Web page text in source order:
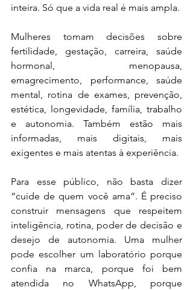
inteira. Só que a vida real é mais ampla.
Mulheres tomam decisões sobre
fertilidade, gestação, carreira, saúde
hormonal, menopausa,
emagrecimento, performance, saúde
mental, rotina de exames, prevenção,
estética, longevidade, família, trabalho
e autonomia. Também estão mais
informadas, mais digitais, mais
exigentes e mais atentas à experiência.
Para esse público, não basta dizer
“cuide de quem você ama”. É preciso
construir mensagens que respeitem
inteligência, rotina, poder de decisão e
desejo de autonomia. Uma mulher
pode escolher um laboratório porque
confia na marca, porque foi bem
atendida no WhatsApp, porque